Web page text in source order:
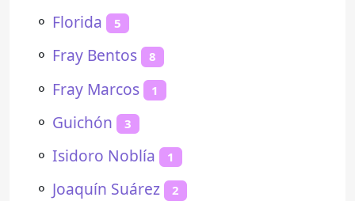
⚬ Florida 5
⚬ Fray Bentos 8
⚬ Fray Marcos 1
⚬ Guichón 3
⚬ Isidoro Noblía 1
⚬ Joaquín Suárez 2